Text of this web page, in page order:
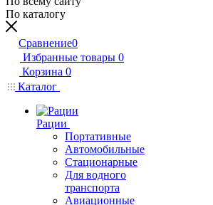
По каталогу
Сравнение0
Избранные товары 0
Корзина 0
Каталог
Рации
Портативные
Автомобильные
Стационарные
Для водного
транспорта
Авиационные